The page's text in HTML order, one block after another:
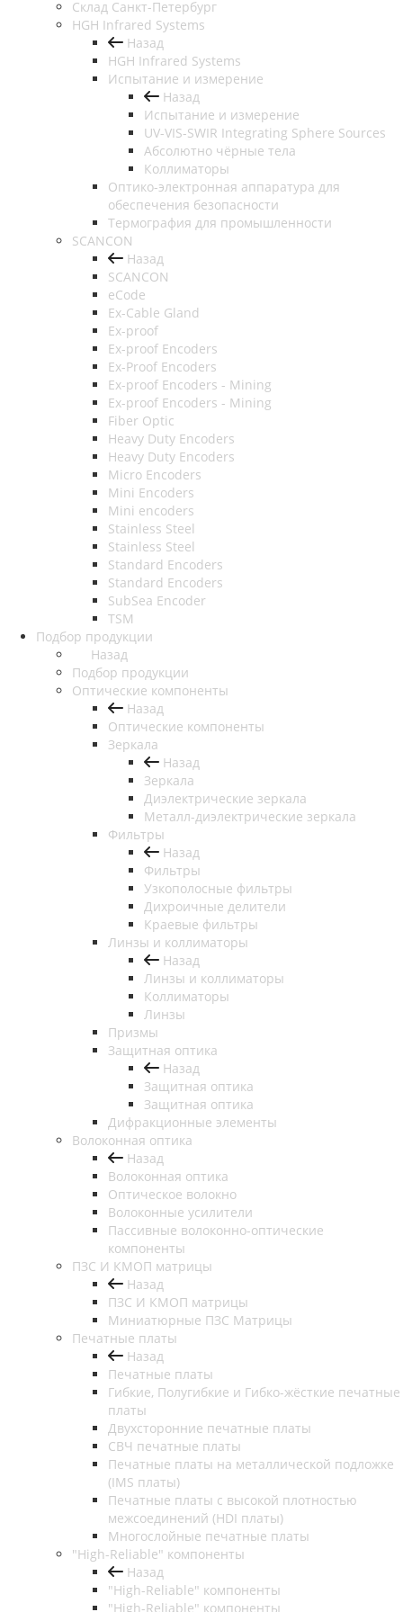
Cклад Санкт-Петербург
HGH Infrared Systems
Назад
HGH Infrared Systems
Испытание и измерение
Назад
Испытание и измерение
UV-VIS-SWIR Integrating Sphere Sources
Абсолютно чёрные тела
Коллиматоры
Оптико-электронная аппаратура для
обеспечения безопасности
Термография для промышленности
SCANCON
Назад
SCANCON
eCode
Ex-Cable Gland
Ex-proof
Ex-proof Encoders
Ex-Proof Encoders
Ex-proof Encoders - Mining
Ex-proof Encoders - Mining
Fiber Optic
Heavy Duty Encoders
Heavy Duty Encoders
Micro Encoders
Mini Encoders
Mini encoders
Stainless Steel
Stainless Steel
Standard Encoders
Standard Encoders
SubSea Encoder
TSM
Подбор продукции
Назад
Подбор продукции
Оптические компоненты
Назад
Оптические компоненты
Зеркала
Назад
Зеркала
Диэлектрические зеркала
Металл-диэлектрические зеркала
Фильтры
Назад
Фильтры
Узкополосные фильтры
Дихроичные делители
Краевые фильтры
Линзы и коллиматоры
Назад
Линзы и коллиматоры
Коллиматоры
Линзы
Призмы
Защитная оптика
Назад
Защитная оптика
Защитная оптика
Дифракционные элементы
Волоконная оптика
Назад
Волоконная оптика
Оптическое волокно
Волоконные усилители
Пассивные волоконно-оптические
компоненты
ПЗС И КМОП матрицы
Назад
ПЗС И КМОП матрицы
Миниатюрные ПЗС Матрицы
Печатные платы
Назад
Печатные платы
Гибкие, Полугибкие и Гибко-жёсткие печатные
платы
Двухсторонние печатные платы
СВЧ печатные платы
Печатные платы на металлической подложке
(IMS платы)
Печатные платы с высокой плотностью
межсоединений (HDI платы)
Многослойные печатные платы
"High-Reliable" компоненты
Назад
"High-Reliable" компоненты
"High-Reliable" компоненты